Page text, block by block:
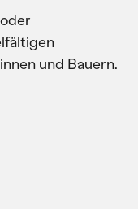
und Bauern.